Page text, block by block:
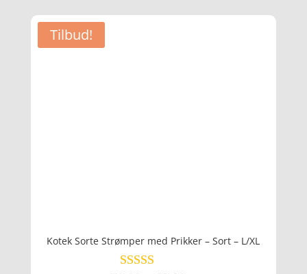
Tilbud!
Kotek Sorte Strømper med Prikker – Sort – L/XL